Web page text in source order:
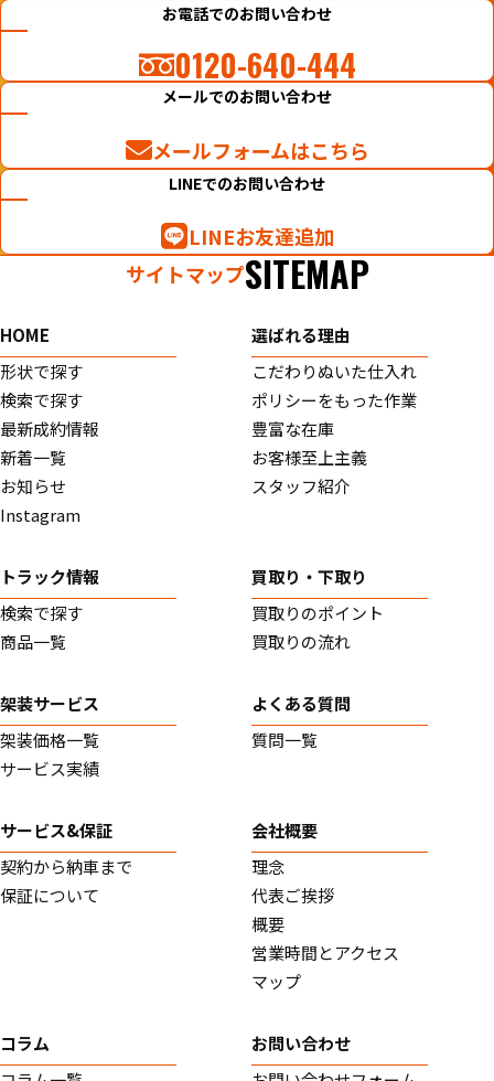
お電話でのお問い合わせ
0120-640-444
メールでのお問い合わせ
メールフォームはこちら
LINEでのお問い合わせ
LINEお友達追加
サイトマップSITEMAP
HOME
形状で探す
検索で探す
最新成約情報
新着一覧
お知らせ
Instagram
選ばれる理由
こだわりぬいた仕入れ
ポリシーをもった作業
豊富な在庫
お客様至上主義
スタッフ紹介
トラック情報
検索で探す
商品一覧
買取り・下取り
買取りのポイント
買取りの流れ
架装サービス
架装価格一覧
サービス実績
よくある質問
質問一覧
サービス&保証
契約から納車まで
保証について
会社概要
理念
代表ご挨拶
概要
営業時間とアクセス
マップ
コラム
お問い合わせ